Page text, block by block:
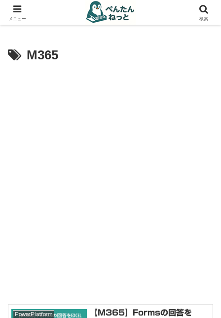
PCやガジェットの備忘録
M365
PowerPlatform
【M365】Formsの回答を
メニュー 検索